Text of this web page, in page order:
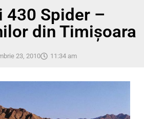
430 Spider –
din Timișoara
23, 2010 11:34 am